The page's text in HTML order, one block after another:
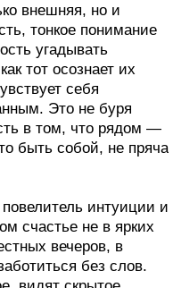
внешняя, но и
тонкое понимание
угадывать
тот осознает их
себя
Это не буря
в том, что рядом —
быть собой, не пряча
интуиции и
счастье не в ярких
вечеров, в
без слов.